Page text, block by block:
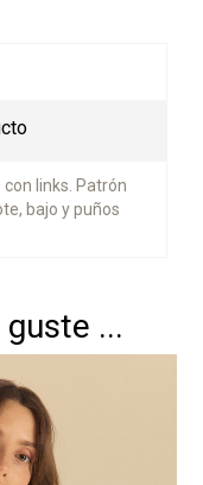
links. Patrón
bajo y puños
...